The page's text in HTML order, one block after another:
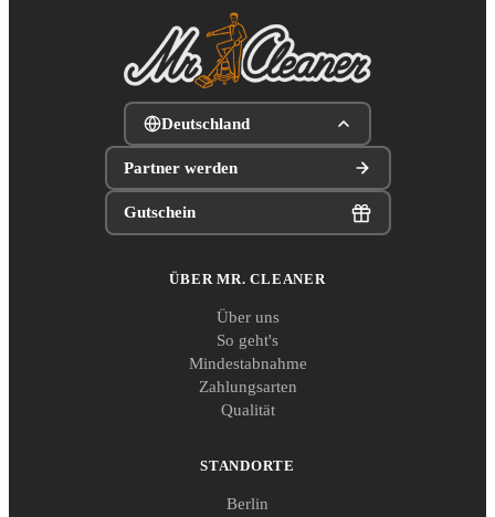
Deutschland
Partner werden
Gutschein
ÜBER MR. CLEANER
Über uns
So geht's
Mindestabnahme
Zahlungsarten
Qualität
STANDORTE
Berlin